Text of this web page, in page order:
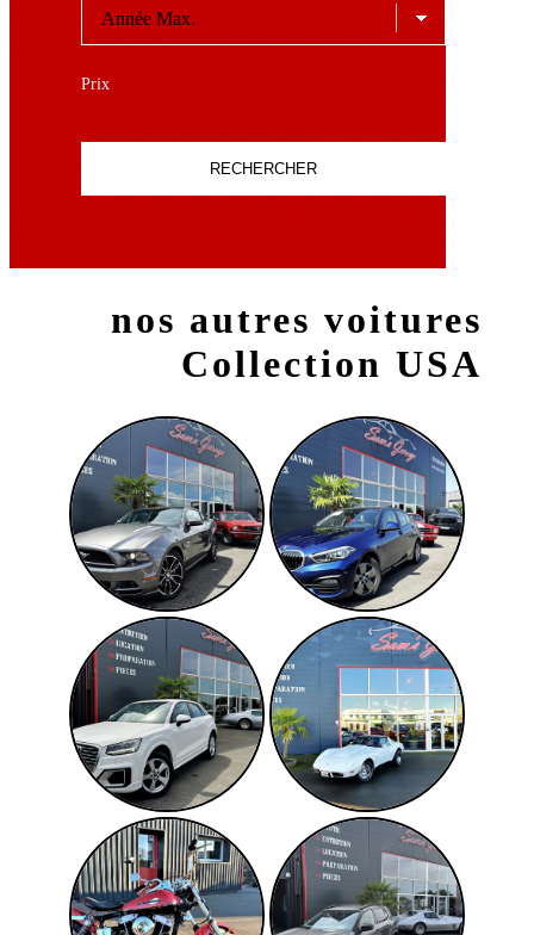
Prix
RECHERCHER
nos autres voitures
Collection USA